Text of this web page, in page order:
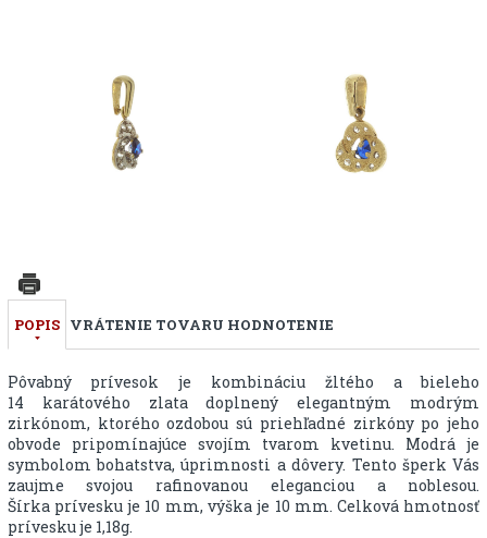
POPIS VRÁTENIE TOVARU HODNOTENIE
Pôvabný prívesok je kombináciu žltého a bieleho
14 karátového zlata doplnený elegantným modrým
zirkónom, ktorého ozdobou sú priehľadné zirkóny po jeho
obvode pripomínajúce svojím tvarom kvetinu. Modrá je
symbolom bohatstva, úprimnosti a dôvery. Tento šperk Vás
zaujme svojou rafinovanou eleganciou a noblesou.
Šírka prívesku je 10 mm, výška je 10 mm. Celková hmotnosť
prívesku je 1,18g.